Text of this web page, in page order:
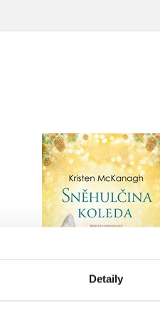
Detaily
Sněhulčina koleda
Kristen McKanagh